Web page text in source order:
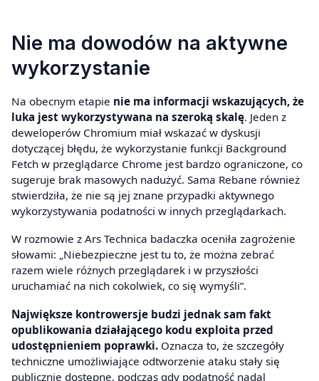
Nie ma dowodów na aktywne
wykorzystanie
Na obecnym etapie nie ma informacji wskazujących, że
luka jest wykorzystywana na szeroką skalę. Jeden z
deweloperów Chromium miał wskazać w dyskusji
dotyczącej błędu, że wykorzystanie funkcji Background
Fetch w przeglądarce Chrome jest bardzo ograniczone, co
sugeruje brak masowych nadużyć. Sama Rebane również
stwierdziła, że nie są jej znane przypadki aktywnego
wykorzystywania podatności w innych przeglądarkach.
W rozmowie z Ars Technica badaczka oceniła zagrożenie
słowami: „Niebezpieczne jest tu to, że można zebrać
razem wiele różnych przeglądarek i w przyszłości
uruchamiać na nich cokolwiek, co się wymyśli”.
Największe kontrowersje budzi jednak sam fakt
opublikowania działającego kodu exploita przed
udostępnieniem poprawki. Oznacza to, że szczegóły
techniczne umożliwiające odtworzenie ataku stały się
publicznie dostępne, podczas gdy podatność nadal